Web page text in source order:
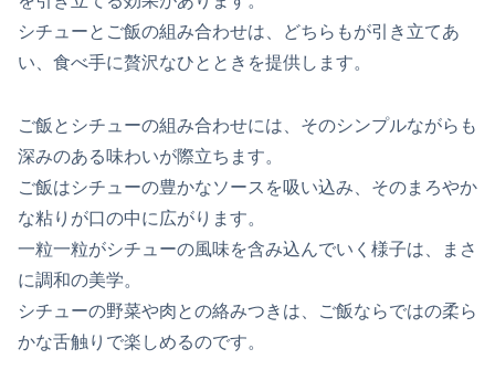
シチューとご飯の組み合わせは、どちらもが引き立てあ
い、食べ手に贅沢なひとときを提供します。
ご飯とシチューの組み合わせには、そのシンプルながらも
深みのある味わいが際立ちます。
ご飯はシチューの豊かなソースを吸い込み、そのまろやか
な粘りが口の中に広がります。
一粒一粒がシチューの風味を含み込んでいく様子は、まさ
に調和の美学。
シチューの野菜や肉との絡みつきは、ご飯ならではの柔ら
かな舌触りで楽しめるのです。